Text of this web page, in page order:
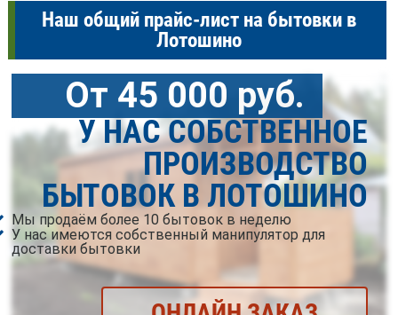
Наш общий прайс-лист на бытовки в
Лотошино
От 45 000 руб.
У НАС СОБСТВЕННОЕ
ПРОИЗВОДСТВО
БЫТОВОК В ЛОТОШИНО
Мы продаём более 10 бытовок в неделю
У нас имеются собственный манипулятор для
доставки бытовки